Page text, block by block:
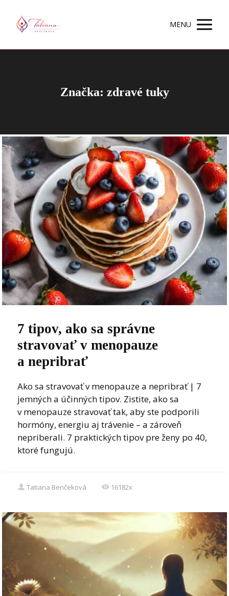
MENU
Značka: zdravé tuky
7 tipov, ako sa správne
stravovať v menopauze
a nepribrať
Ako sa stravovať v menopauze a nepribrať | 7
jemných a účinných tipov. Zistite, ako sa
v menopauze stravovať tak, aby ste podporili
hormóny, energiu aj trávenie – a zároveň
nepriberali. 7 praktických tipov pre ženy po 40,
ktoré fungujú.
Tatiana Benčeková 16182x